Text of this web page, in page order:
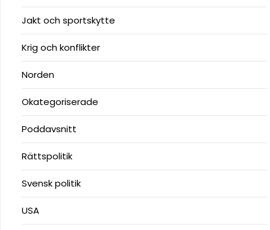
Jakt och sportskytte
Krig och konflikter
Norden
Okategoriserade
Poddavsnitt
Rättspolitik
Svensk politik
USA